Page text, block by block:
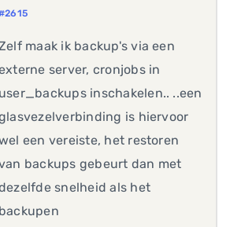
maak ik backup's via een
server, cronjobs in
user_backups inschakelen.. ..een
is hiervoor
een vereiste, het restoren
backups gebeurt dan met
snelheid als het
backupen